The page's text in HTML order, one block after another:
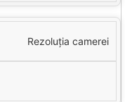
Rezoluția camerei